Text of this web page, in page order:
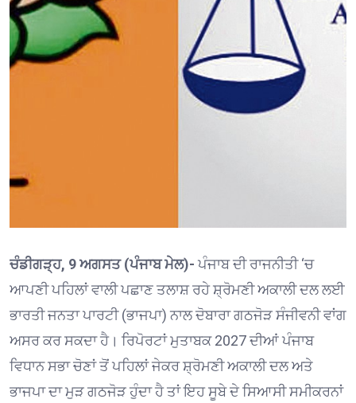
ਚੰਡੀਗੜ੍ਹ, 9 ਅਗਸਤ (ਪੰਜਾਬ ਮੇਲ)- ਪੰਜਾਬ ਦੀ ਰਾਜਨੀਤੀ ‘ਚ
ਆਪਣੀ ਪਹਿਲਾਂ ਵਾਲੀ ਪਛਾਣ ਤਲਾਸ਼ ਰਹੇ ਸ਼੍ਰੋਮਣੀ ਅਕਾਲੀ ਦਲ ਲਈ
ਭਾਰਤੀ ਜਨਤਾ ਪਾਰਟੀ (ਭਾਜਪਾ) ਨਾਲ ਦੋਬਾਰਾ ਗਠਜੋੜ ਸੰਜੀਵਨੀ ਵਾਂਗ
ਅਸਰ ਕਰ ਸਕਦਾ ਹੈ। ਰਿਪੋਰਟਾਂ ਮੁਤਾਬਕ 2027 ਦੀਆਂ ਪੰਜਾਬ
ਵਿਧਾਨ ਸਭਾ ਚੋਣਾਂ ਤੋਂ ਪਹਿਲਾਂ ਜੇਕਰ ਸ਼੍ਰੋਮਣੀ ਅਕਾਲੀ ਦਲ ਅਤੇ
ਭਾਜਪਾ ਦਾ ਮੁੜ ਗਠਜੋੜ ਹੁੰਦਾ ਹੈ ਤਾਂ ਇਹ ਸੂਬੇ ਦੇ ਸਿਆਸੀ ਸਮੀਕਰਨਾਂ